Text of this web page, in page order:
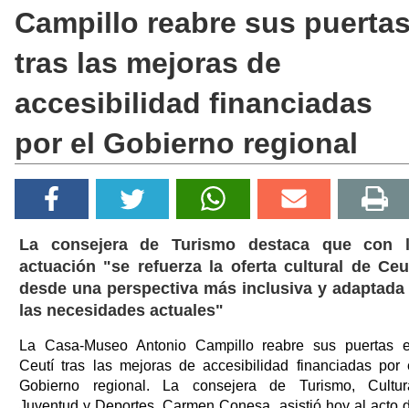
Campillo reabre sus
tras las mejoras de
accesibilidad financiadas
por el Gobierno regional
La consejera de Turismo destaca que con
actuación "se refuerza la oferta cultural de
desde una perspectiva más inclusiva y adaptada
las necesidades actuales"
La Casa-Museo Antonio Campillo reabre sus puertas
Ceutí tras las mejoras de accesibilidad financiadas por
Gobierno regional. La consejera de Turismo,